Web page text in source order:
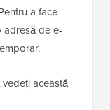
a face
adresă de e-
această